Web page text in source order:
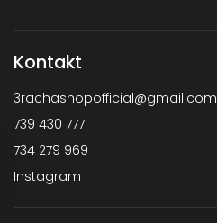
Kontakt
3rachashopofficial@gmail.com
739 430 777
734 279 969
Instagram